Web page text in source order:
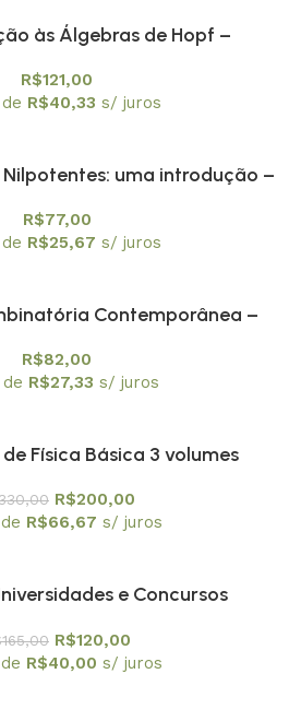
às Álgebras de Hopf –
R$121,00
R$40,33 s/ juros
Nilpotentes: uma introdução –
R$77,00
R$25,67 s/ juros
Contemporânea –
R$82,00
R$27,33 s/ juros
Física Básica 3 volumes
R$200,00
R$66,67 s/ juros
e Concursos
165,00 R$120,00
R$40,00 s/ juros